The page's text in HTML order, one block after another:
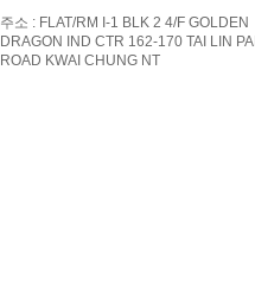
주소 : FLAT/RM I-1 BLK 2 4/F GOLDEN
DRAGON IND CTR 162-170 TAI LIN PAI
ROAD KWAI CHUNG NT